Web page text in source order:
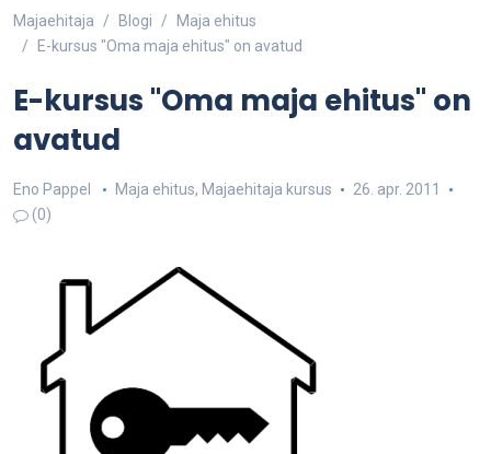
Majaehitaja Blogi
Maja ehitus
E-kursus "Oma maja ehitus" on avatud
E-kursus "Oma maja ehitus" on
avatud
Eno Pappel Maja ehitus, Majaehitaja kursus
26. apr. 2011
(0)